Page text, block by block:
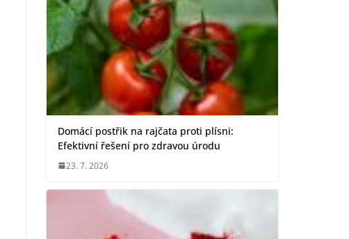
Domácí postřik na rajčata proti plísni:
Efektivní řešení pro zdravou úrodu
23. 7. 2026